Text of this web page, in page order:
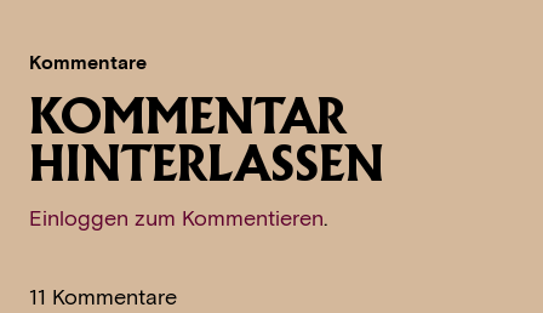
Kommentare
KOMMENTAR
HINTERLASSEN
Einloggen zum Kommentieren.
11 Kommentare